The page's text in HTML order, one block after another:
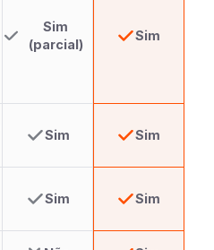
Sim
(parcial)
Sim
Sim Sim
Sim Sim